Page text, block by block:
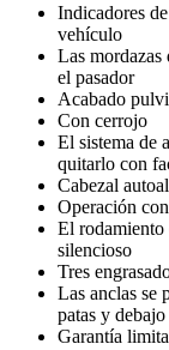
Indicadores
vehículo
Las mordazas
el pasador
Acabado
Con cerrojo
El sistema de
quitarlo con
Cabezal
Operación
El rodamiento
silencioso
Tres
Las anclas se
patas y
Garantía